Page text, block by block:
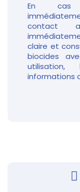
En cas
contact
claire et
biocides
informations